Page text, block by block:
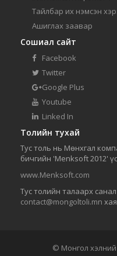
Тайлбар их нэмсэн
Ашиглах заавар
Сошиал сайт
Facebook
Twitter
Google Plus
Youtube
Linked In
Толийн тухай
Тус толь нь Мөнхгал
бичгийн 'Menksoft 2012'
www.Menksoft.com
Тус толийн талаарх санал
contact@mongoltoli.mn
© Монгол